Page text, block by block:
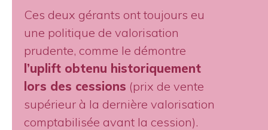
Ces deux gérants ont toujours eu
une politique de valorisation
prudente, comme le démontre
l’uplift obtenu historiquement
lors des cessions (prix de vente
supérieur à la dernière valorisation
comptabilisée avant la cession).